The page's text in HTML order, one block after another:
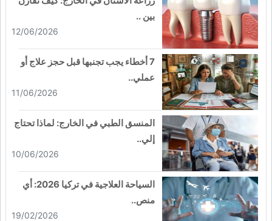
بين ..
12/06/2026
7 أخطاء يجب تجنبها قبل حجز علاج أو
عملي..
11/06/2026
المنسق الطبي في الخارج: لماذا تحتاج
إلي..
10/06/2026
السياحة العلاجية في تركيا 2026: أي
منص..
19/02/2026